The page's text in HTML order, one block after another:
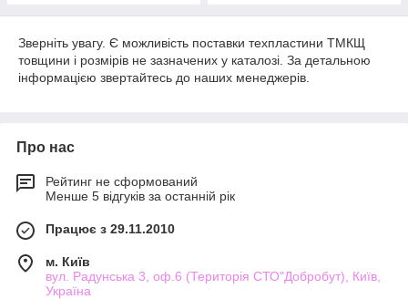
Зверніть увагу. Є можливість поставки техпластини ТМКЩ
товщини і розмірів не зазначених у каталозі. За детальною
інформацією звертайтесь до наших менеджерів.
Про нас
Рейтинг не сформований
Менше 5 відгуків за останній рік
Працює з 29.11.2010
м. Київ
вул. Радунська 3, оф.6 (Територія СТО"Добробут), Київ,
Україна